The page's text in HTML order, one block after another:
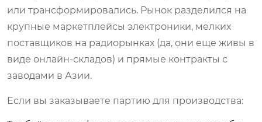
или трансформировались. Рынок разделился на
крупные маркетплейсы электроники, мелких
поставщиков на радиорынках (да, они еще живы в
виде онлайн-складов) и прямые контракты с
заводами в Азии.
Если вы заказываете партию для производства: